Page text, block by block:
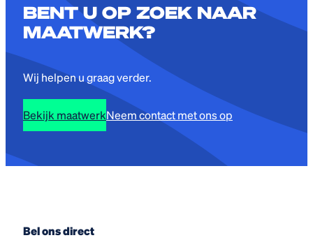
BENT U OP ZOEK NAAR
MAATWERK?
Wij helpen u graag verder.
Bekijk maatwerkNeem contact met ons op
Bel ons direct